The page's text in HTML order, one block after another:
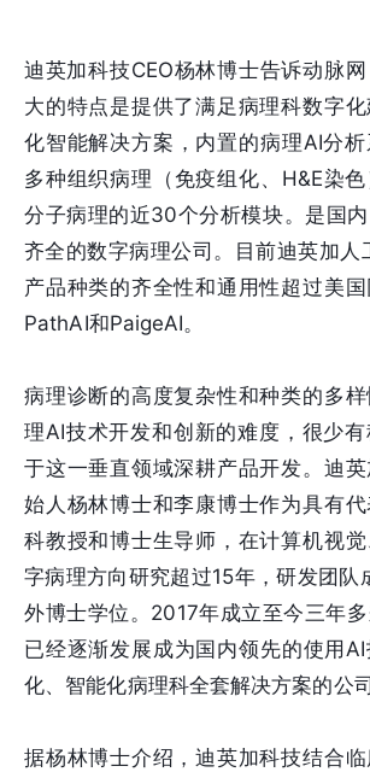
迪英加科技CEO杨林博士告诉动脉
大的特点是提供了满足病理科数字
化智能解决方案，内置的病理AI分
多种组织病理（免疫组化、H&E染色
分子病理的近30个分析模块。是国
齐全的数字病理公司。目前迪英加人
产品种类的齐全性和通用性超过美
PathAI和PaigeAI。
病理诊断的高度复杂性和种类的多
理AI技术开发和创新的难度，很少
于这一垂直领域深耕产品开发。迪
始人杨林博士和李康博士作为具有
科教授和博士生导师，在计算机视
字病理方向研究超过15年，研发团队
外博士学位。2017年成立至今三年
已经逐渐发展成为国内领先的使用
化、智能化病理科全套解决方案的公司
据杨林博士介绍，迪英加科技结合